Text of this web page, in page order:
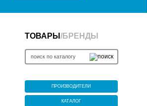
ТОВАРЫ /БРЕНДЫ
ПРОИЗВОДИТЕЛИ
КАТАЛОГ